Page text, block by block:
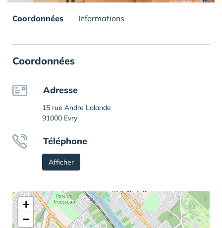
Coordonnées Informations
Coordonnées
Adresse
15 rue Andre Lalande
91000 Evry
Téléphone
Afficher
+
−